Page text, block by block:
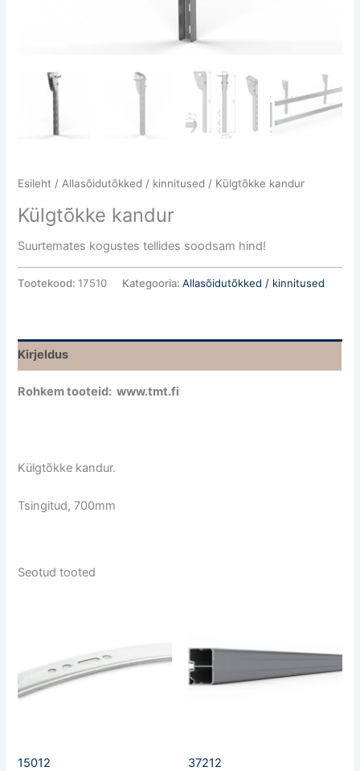
Esileht /Allasõidutõkked / kinnitused / Külgtõkke kandur
Külgtõkke kandur
Suurtemates kogustes tellides soodsam hind!
Tootekood:17510 Kategooria:Allasõidutõkked / kinnitused
Kirjeldus
Rohkem tooteid: www.tmt.fi
Külgtõkke kandur.
Tsingitud, 700mm
Seotud tooted
15012 37212